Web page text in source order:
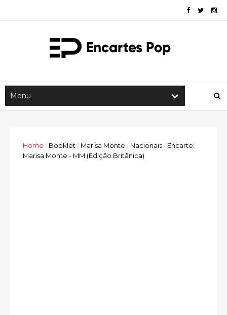
Home / Booklet / Marisa Monte / Nacionais/ Encarte:
Marisa Monte - MM (Edição Britânica)